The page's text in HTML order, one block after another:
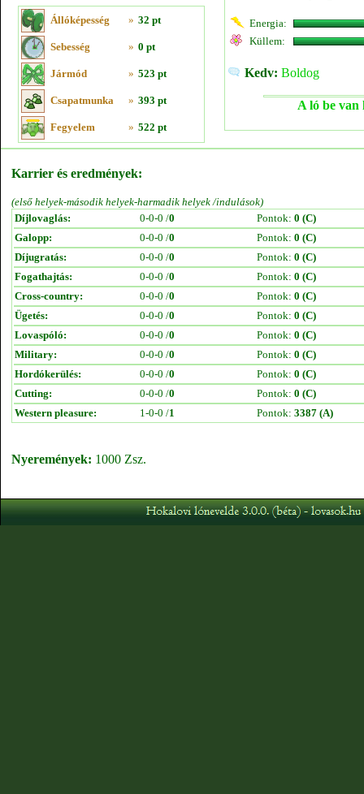
Állóképesség » 32 pt
Sebesség » 0 pt
Jármód » 523 pt
Csapatmunka » 393 pt
Fegyelem » 522 pt
Energia:
Küllem:
Kedv: Boldog
A ló be van
Karrier és eredmények:
(első helyek-második helyek-harmadik helyek /indulások)
Díjlovaglás:
0-0-0 /0 Pontok: 0 (C)
Galopp:
0-0-0 /0 Pontok: 0 (C)
Díjugratás:
0-0-0 /0 Pontok: 0 (C)
Fogathajtás:
0-0-0 /0 Pontok: 0 (C)
Cross-country:
0-0-0 /0 Pontok: 0 (C)
Ügetés:
0-0-0 /0 Pontok: 0 (C)
Lovaspóló:
0-0-0 /0 Pontok: 0 (C)
Military:
0-0-0 /0 Pontok: 0 (C)
Hordókerülés:
0-0-0 /0 Pontok: 0 (C)
Cutting:
0-0-0 /0 Pontok: 0 (C)
Western pleasure:
1-0-0 /1 Pontok: 3387 (A)
Nyeremények: 1000 Zsz.